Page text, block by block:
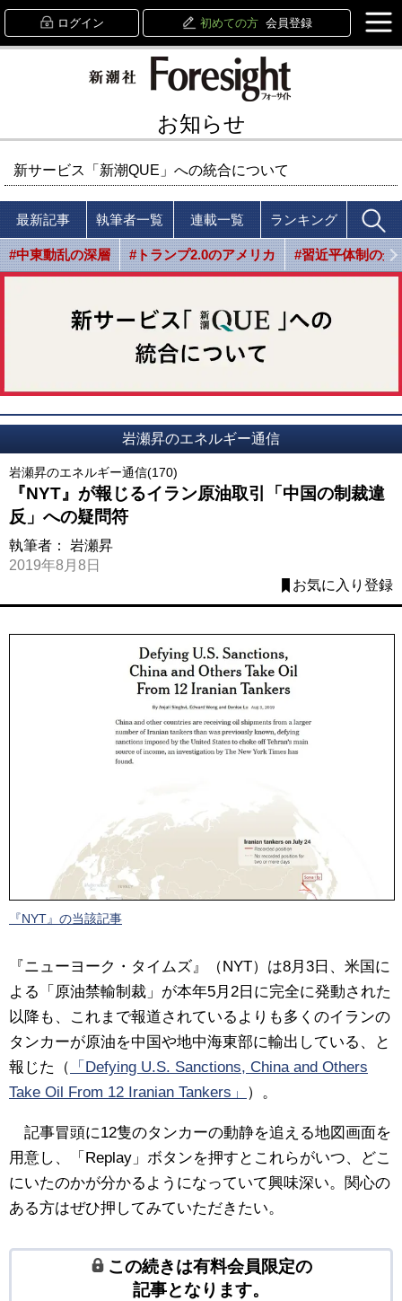
ログイン 初めての方 会員登録
お知らせ
新サービス「新潮QUE」への統合について
最新記事 執筆者一覧 連載一覧 ランキング
#中東動乱の深層 #トランプ2.0のアメリカ #習近平体制の光
岩瀬昇のエネルギー通信
岩瀬昇のエネルギー通信(170)
『NYT』が報じるイラン原油取引「中国の制裁違
反」への疑問符
執筆者： 岩瀬昇
2019年8月8日
お気に入り登録
『NYT』の当該記事
『ニューヨーク・タイムズ』（NYT）は8月3日、米国に
よる「原油禁輸制裁」が本年5月2日に完全に発動された
以降も、これまで報道されているよりも多くのイランの
タンカーが原油を中国や地中海東部に輸出している、と
報じた（
「Defying U.S. Sanctions, China and Others
Take Oil From 12 Iranian Tankers」
）。
記事冒頭に12隻のタンカーの動静を追える地図画面を
用意し、「Replay」ボタンを押すとこれらがいつ、どこ
にいたのかが分かるようになっていて興味深い。関心の
ある方はぜひ押してみていただきたい。
この続きは有料会員限定の
記事となります。